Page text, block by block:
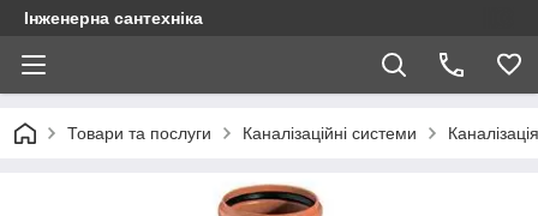
Інженерна сантехніка
Товари та послуги Каналізаційні системи